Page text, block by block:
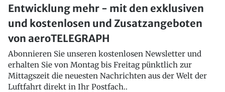
Entwicklung mehr - mit den exklusiven
und kostenlosen und Zusatzangeboten
von aeroTELEGRAPH
Abonnieren Sie unseren kostenlosen Newsletter und
erhalten Sie von Montag bis Freitag pünktlich zur
Mittagszeit die neuesten Nachrichten aus der Welt der
Luftfahrt direkt in Ihr Postfach..